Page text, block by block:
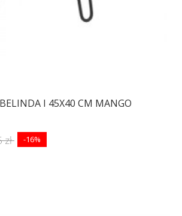
I 45X40 CM MANGO
zł -16%